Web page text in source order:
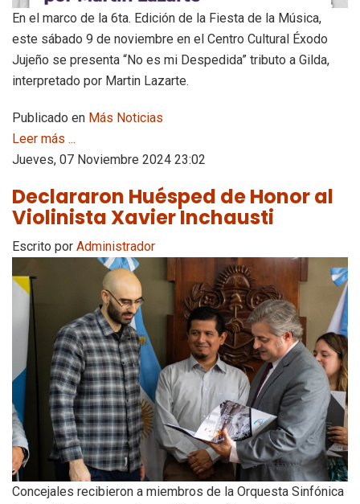
En el marco de la 6ta. Edición de la Fiesta de la Música,
este sábado 9 de noviembre en el Centro Cultural Éxodo
Jujeño se presenta “No es mi Despedida” tributo a Gilda,
interpretado por Martin Lazarte.
Publicado en Más Noticias
Leer más ...
Jueves, 07 Noviembre 2024 23:02
Declararon Huésped de Honor al
Violinista Xavier Inchausti
Escrito por Administrador
Concejales recibieron a miembros de la Orquesta Sinfónica